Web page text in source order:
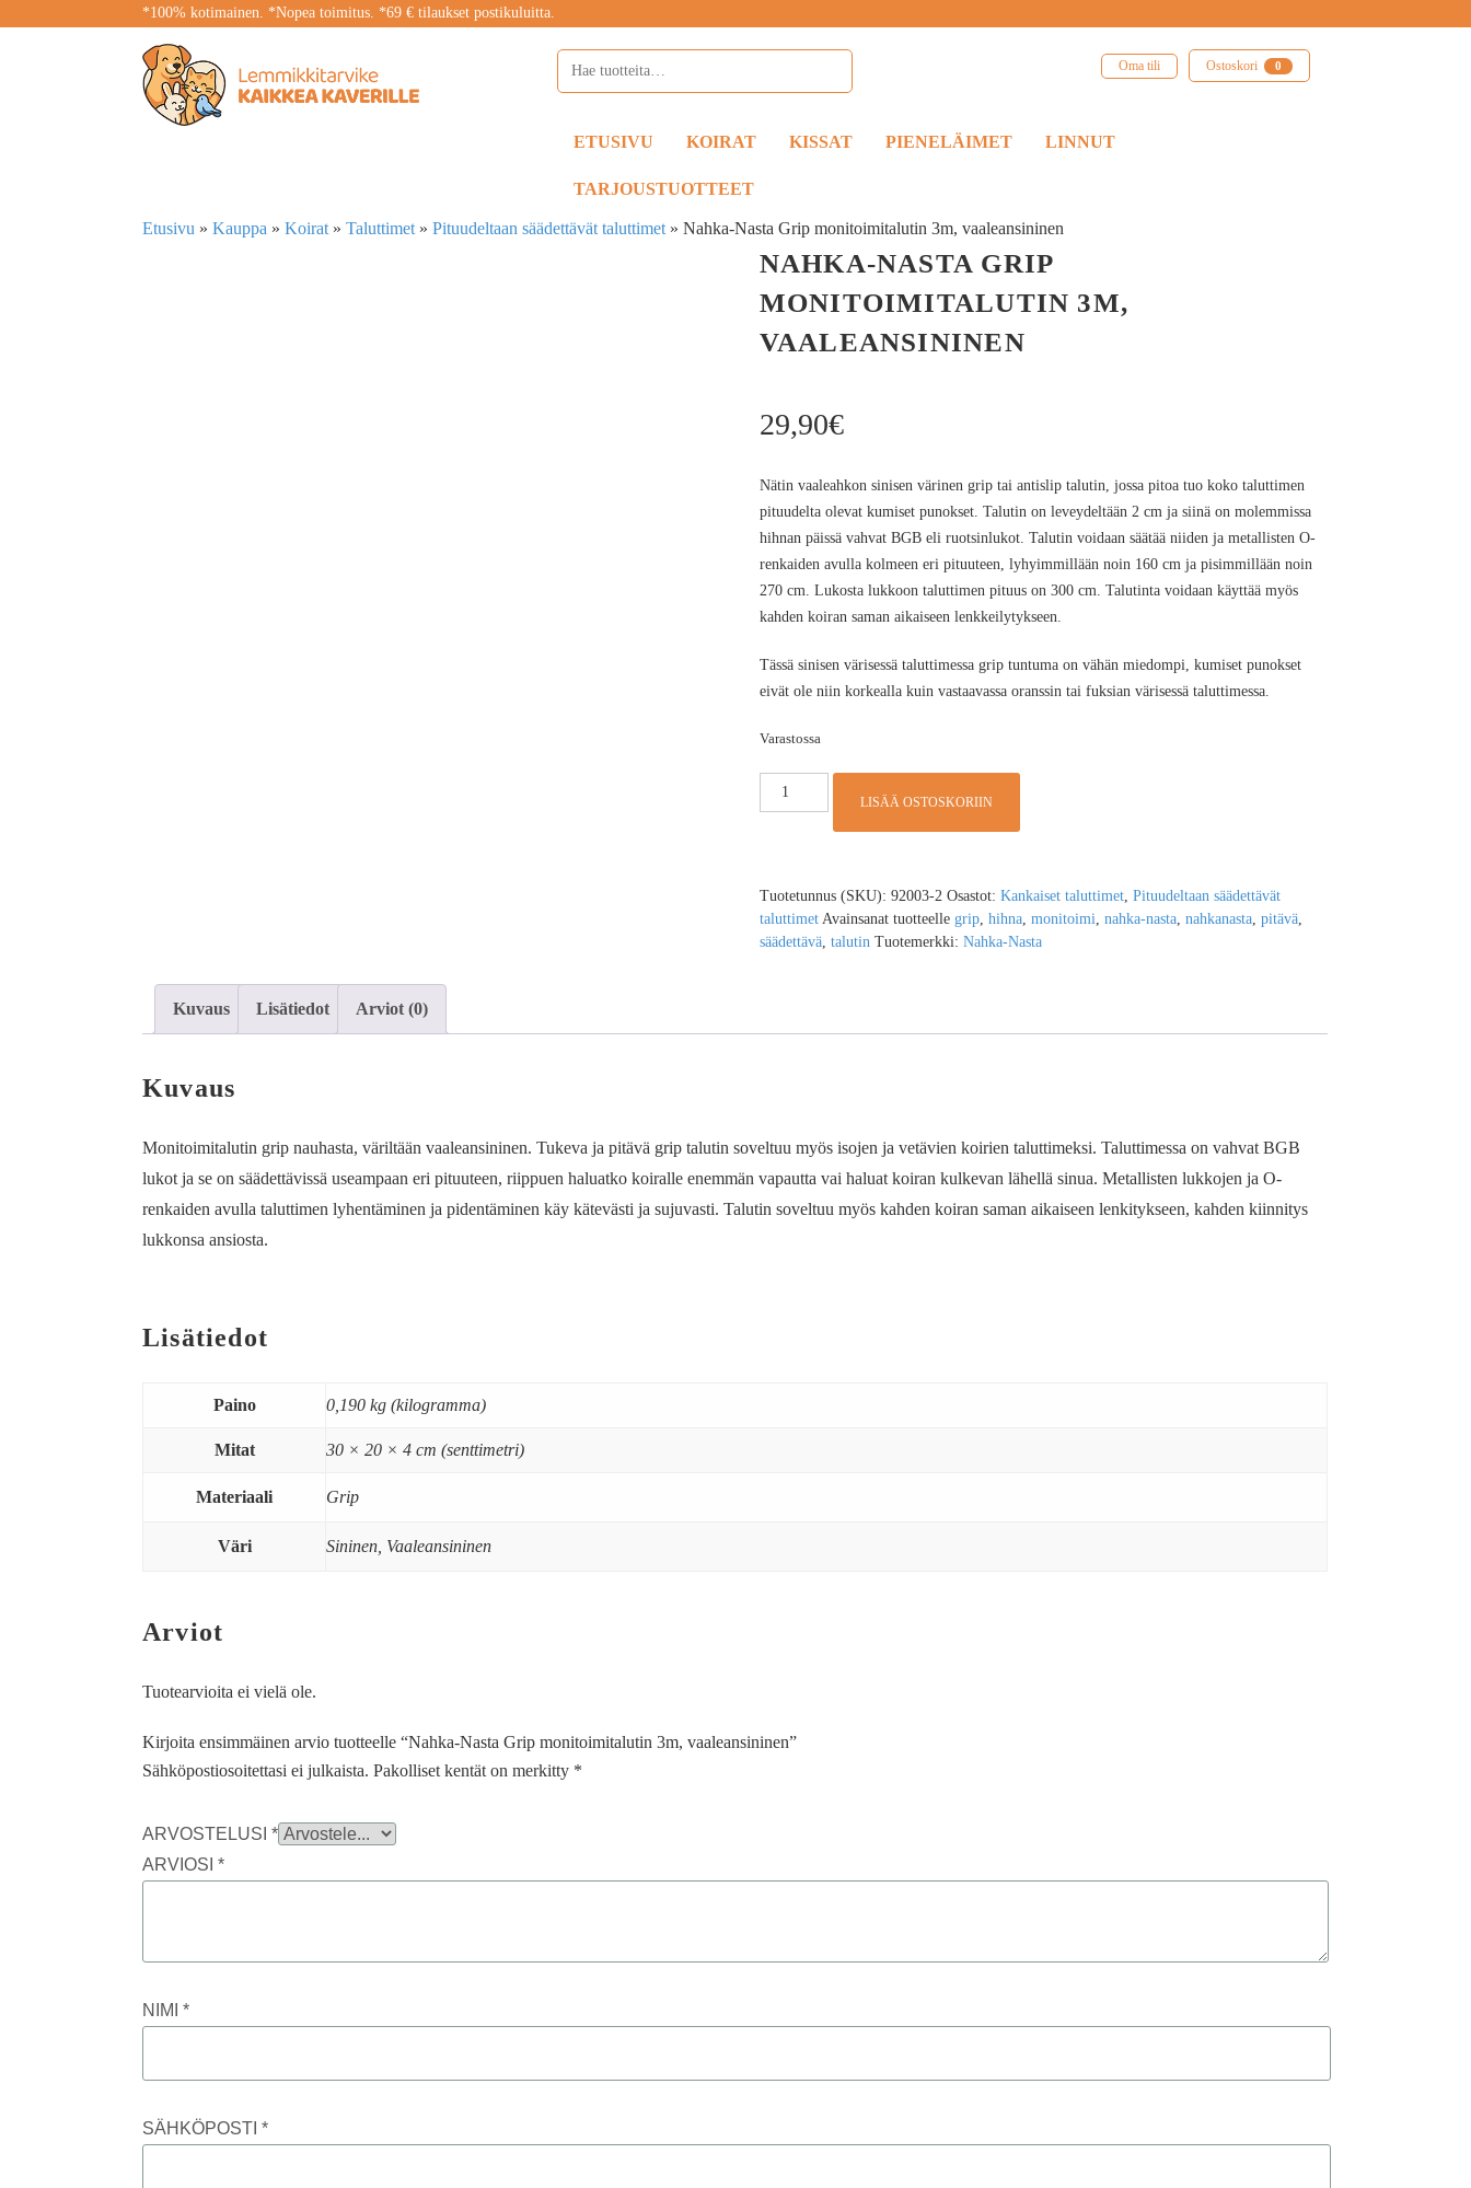
*100% kotimainen. *Nopea toimitus. *69 € tilaukset postikuluitta.
Oma tili Ostoskori 0
ETUSIVU KOIRAT KISSAT PIENELÄIMET LINNUT
TARJOUSTUOTTEET
Etusivu »Kauppa »Koirat »Taluttimet »Pituudeltaan säädettävät taluttimet »Nahka-Nasta Grip monitoimitalutin 3m, vaaleansininen
NAHKA-NASTA GRIP
MONITOIMITALUTIN 3M,
VAALEANSININEN
29,90€
Nätin vaaleahkon sinisen värinen grip tai antislip talutin, jossa pitoa tuo koko taluttimen
pituudelta olevat kumiset punokset. Talutin on leveydeltään 2 cm ja siinä on molemmissa
hihnan päissä vahvat BGB eli ruotsinlukot. Talutin voidaan säätää niiden ja metallisten O-
renkaiden avulla kolmeen eri pituuteen, lyhyimmillään noin 160 cm ja pisimmillään noin
270 cm. Lukosta lukkoon taluttimen pituus on 300 cm. Talutinta voidaan käyttää myös
kahden koiran saman aikaiseen lenkkeilytykseen.
Tässä sinisen värisessä taluttimessa grip tuntuma on vähän miedompi, kumiset punokset
eivät ole niin korkealla kuin vastaavassa oranssin tai fuksian värisessä taluttimessa.
Varastossa
LISÄÄ OSTOSKORIIN
Tuotetunnus (SKU): 92003-2 Osastot: Kankaiset taluttimet, Pituudeltaan säädettävät
taluttimet Avainsanat tuotteelle grip, hihna, monitoimi, nahka-nasta, nahkanasta, pitävä,
säädettävä, talutin Tuotemerkki: Nahka-Nasta
Kuvaus Lisätiedot Arviot (0)
Kuvaus
Monitoimitalutin grip nauhasta, väriltään vaaleansininen. Tukeva ja pitävä grip talutin soveltuu myös isojen ja vetävien koirien taluttimeksi. Taluttimessa on vahvat BGB
lukot ja se on säädettävissä useampaan eri pituuteen, riippuen haluatko koiralle enemmän vapautta vai haluat koiran kulkevan lähellä sinua. Metallisten lukkojen ja O-
renkaiden avulla taluttimen lyhentäminen ja pidentäminen käy kätevästi ja sujuvasti. Talutin soveltuu myös kahden koiran saman aikaiseen lenkitykseen, kahden kiinnitys
lukkonsa ansiosta.
Lisätiedot
Paino 0,190 kg (kilogramma)
Mitat 30 × 20 × 4 cm (senttimetri)
Materiaali Grip
Väri Sininen, Vaaleansininen
Arviot
Tuotearvioita ei vielä ole.
Kirjoita ensimmäinen arvio tuotteelle “Nahka-Nasta Grip monitoimitalutin 3m, vaaleansininen”
Sähköpostiosoitettasi ei julkaista. Pakolliset kentät on merkitty *
ARVOSTELUSI*
ARVIOSI*
NIMI*
SÄHKÖPOSTI*